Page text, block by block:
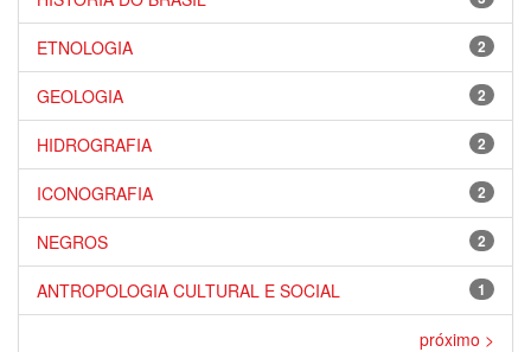
2
ETNOLOGIA
2
GEOLOGIA
2
HIDROGRAFIA
2
ICONOGRAFIA
2
NEGROS
1
ANTROPOLOGIA CULTURAL E SOCIAL
próximo >